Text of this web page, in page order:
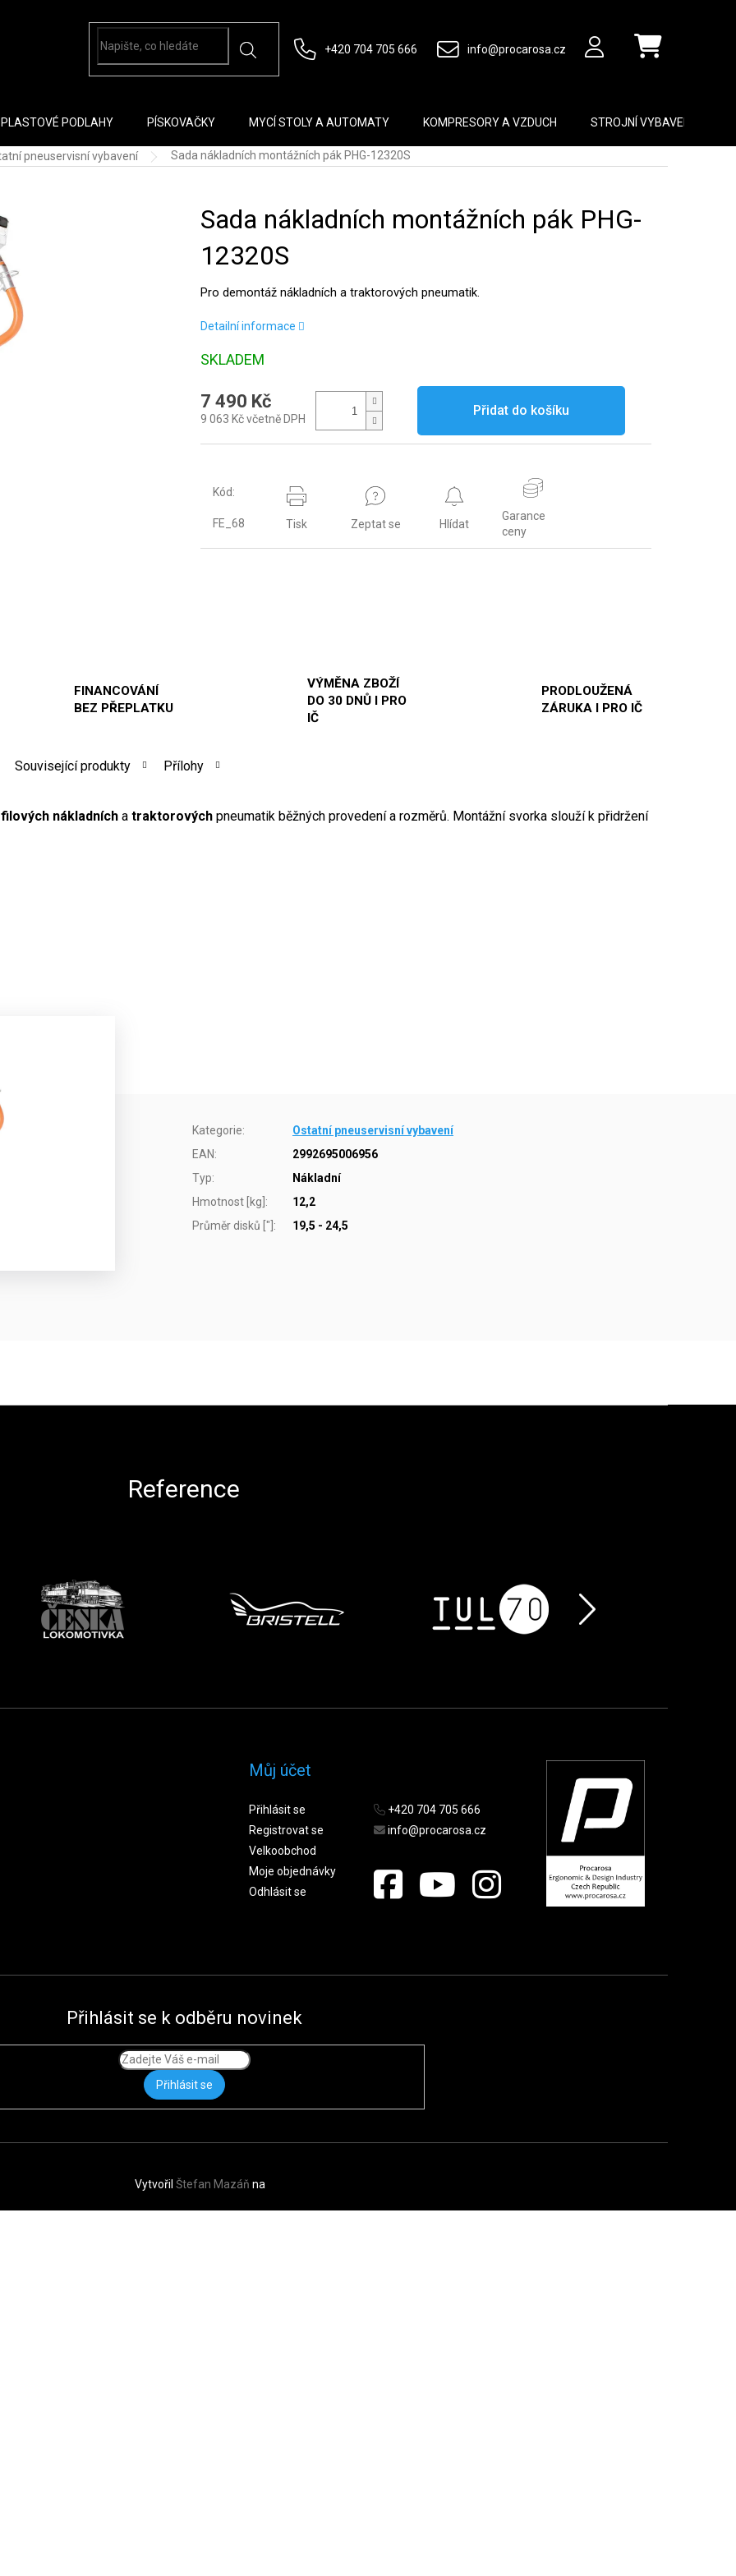
+420 704 705 666 info@procarosa.cz Nákupní košík
PLASTOVÉ PODLAHY PÍSKOVAČKY MYCÍ STOLY A AUTOMATY KOMPRESORY A VZDUCH STROJNÍ VYBAVENÍ
pneuservisní vybavení Sada nákladních montážních pák PHG-12320S
Sada nákladních montážních pák PHG-
12320S
Pro demontáž nákladních a traktorových pneumatik.
Detailní informace
SKLADEM
7 490 Kč
9 063 Kč včetně DPH
Přidat do košíku
Kód:
FE_68 Tisk Zeptat se Hlídat
Garance
ceny
FINANCOVÁNÍ
BEZ PŘEPLATKU
VÝMĚNA ZBOŽÍ
DO 30 DNŮ I PRO
IČ
PRODLOUŽENÁ
ZÁRUKA I PRO IČ
Související produkty Přílohy
nákladních a traktorových pneumatik běžných provedení a rozměrů. Montážní svorka slouží k přidržení
Kategorie:
Ostatní pneuservisní vybavení
EAN:
2992695006956
Typ:
Nákladní
Hmotnost [kg] :
12,2
Průměr disků ["] : 19,5 - 24,5
Reference
Můj účet
Přihlásit se
Registrovat se
Velkoobchod
Moje objednávky
Odhlásit se
+420 704 705 666
info@procarosa.cz
Přihlásit se k odběru novinek
Přihlásit se
Vytvořil Štefan Mazáň na